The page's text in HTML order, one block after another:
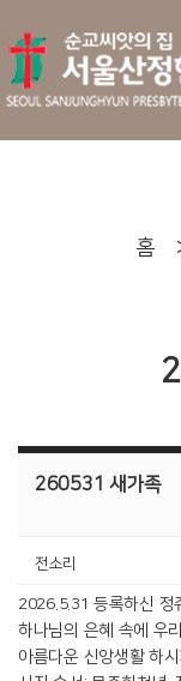
홈
260531 새가족
전소리
2026.5.31 등록하신 정
하나님의 은혜 속에 우
아름다운 신앙생활 하